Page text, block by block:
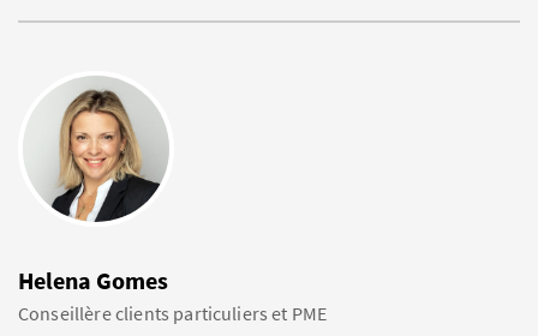
Helena Gomes
Conseillère clients particuliers et PME